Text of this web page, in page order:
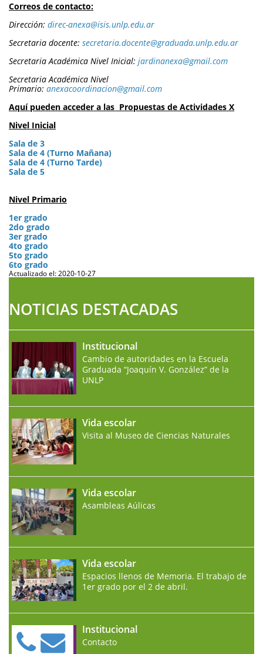
Correos de contacto:
Dirección: direc-anexa@isis.unlp.edu.ar
Secretaria docente: secretaria.docente@graduada.unlp.edu.ar
Secretaria Académica Nivel Inicial: jardinanexa@gmail.com
Secretaria Académica Nivel
Primario: anexacoordinacion@gmail.com
Aquí pueden acceder a las Propuestas de Actividades X
Nivel Inicial
Sala de 3
Sala de 4 (Turno Mañana)
Sala de 4 (Turno Tarde)
Sala de 5
Nivel Primario
1er grado
2do grado
3er grado
4to grado
5to grado
6to grado
Actualizado el: 2020-10-27
NOTICIAS DESTACADAS
Institucional
Cambio de autoridades en la Escuela
Graduada “Joaquín V. González” de la
UNLP
Vida escolar
Visita al Museo de Ciencias Naturales
Vida escolar
Asambleas Aúlicas
Vida escolar
Espacios llenos de Memoria. El trabajo de
1er grado por el 2 de abril.
Institucional
Contacto